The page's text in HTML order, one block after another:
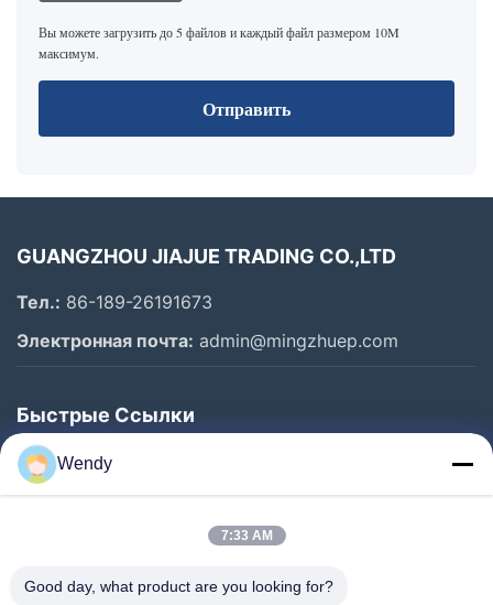
Вы можете загрузить до 5 файлов и каждый файл размером 10M
максимум.
Отправить
GUANGZHOU JIAJUE TRADING CO.,LTD
Тел.: 86-189-26191673
Электронная почта: admin@mingzhuep.com
Быстрые Ссылки
Домой
Продукты
Экскурсия По Заводу
Wendy
7:33 AM
Good day, what product are you looking for?